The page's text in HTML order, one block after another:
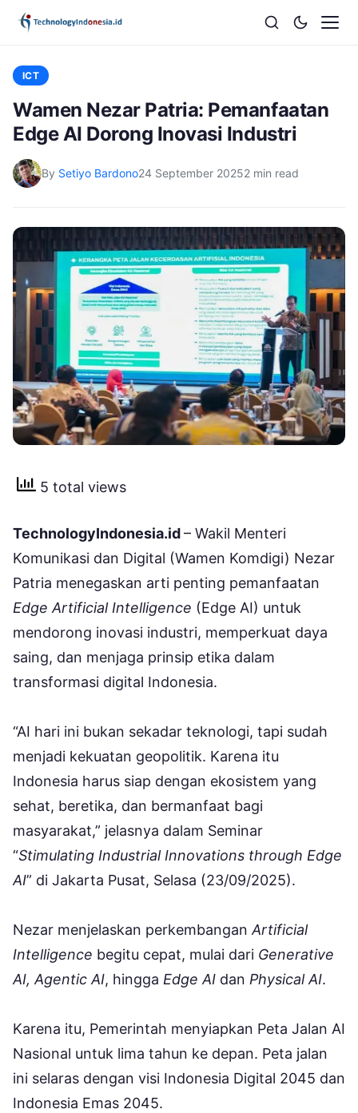
ICT
Wamen Nezar Patria: Pemanfaatan
Edge AI Dorong Inovasi Industri
By Setiyo Bardono24 September 20252 min read
5 total views
TechnologyIndonesia.id– Wakil Menteri
Komunikasi dan Digital (Wamen Komdigi) Nezar
Patria menegaskan arti penting pemanfaatan
Edge Artificial Intelligence (Edge AI) untuk
mendorong inovasi industri, memperkuat daya
saing, dan menjaga prinsip etika dalam
transformasi digital Indonesia.
“AI hari ini bukan sekadar teknologi, tapi sudah
menjadi kekuatan geopolitik. Karena itu
Indonesia harus siap dengan ekosistem yang
sehat, beretika, dan bermanfaat bagi
masyarakat,” jelasnya dalam Seminar
“Stimulating Industrial Innovations through Edge
AI” di Jakarta Pusat, Selasa (23/09/2025).
Nezar menjelaskan perkembanganArtificial
Intelligence begitu cepat, mulai dari Generative
AI, Agentic AI, hingga Edge AI dan Physical AI.
Karena itu, Pemerintah menyiapkan Peta Jalan AI
Nasional untuk lima tahun ke depan. Peta jalan
ini selaras dengan visi Indonesia Digital 2045 dan
Indonesia Emas 2045.